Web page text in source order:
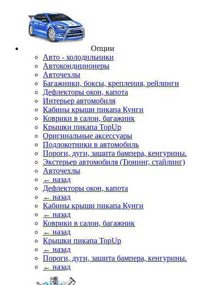
Опции
Авто - холодильники
Автокондиционеры
Авточехлы
Багажники, боксы, крепления, рейлинги
Дефлекторы окон, капота
Интерьер автомобиля
Кабины крыши пикапа Кунги
Коврики в салон, багажник
Крышки пикапа TopUp
Оригинальные аксессуары
Подлокотники в автомобиль
Пороги, дуги, защита бампера, кенгурины.
Экстерьер автомобиля (Тюнинг, стайлинг)
Авточехлы
← назад
Дефлекторы окон, капота
← назад
Кабины крыши пикапа Кунги
← назад
Коврики в салон, багажник
← назад
Крышки пикапа TopUp
← назад
Пороги, дуги, защита бампера, кенгурины.
← назад